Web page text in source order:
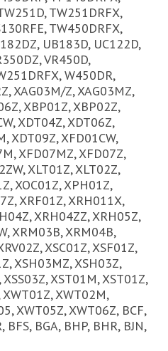
TW251DRFX,
TW450DRFX,
UB183D, UC122D,
VR450D,
W450DR,
XAG03M/Z, XAG03MZ,
XBP01Z, XBP02Z,
XDT04Z, XDT06Z,
XDT09Z, XFD01CW,
XFD07MZ, XFD07Z,
XLT01Z, XLT02Z,
XOC01Z, XPH01Z,
XRF01Z, XRH011X,
XRH04ZZ, XRH05Z,
XRM03B, XRM04B,
XSC01Z, XSF01Z,
XSH03MZ, XSH03Z,
XSS03Z, XST01M, XST01Z,
XWT01Z, XWT02M,
XWT05Z, XWT06Z, BCF,
BFS, BGA, BHP, BHR, BJN,